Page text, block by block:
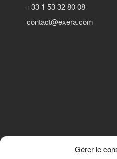
Gérer le
+33 1 53 32 80 08
contact@exera.com